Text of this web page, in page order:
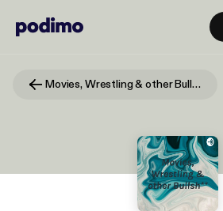
Movies, Wrestling & other Bullsh**